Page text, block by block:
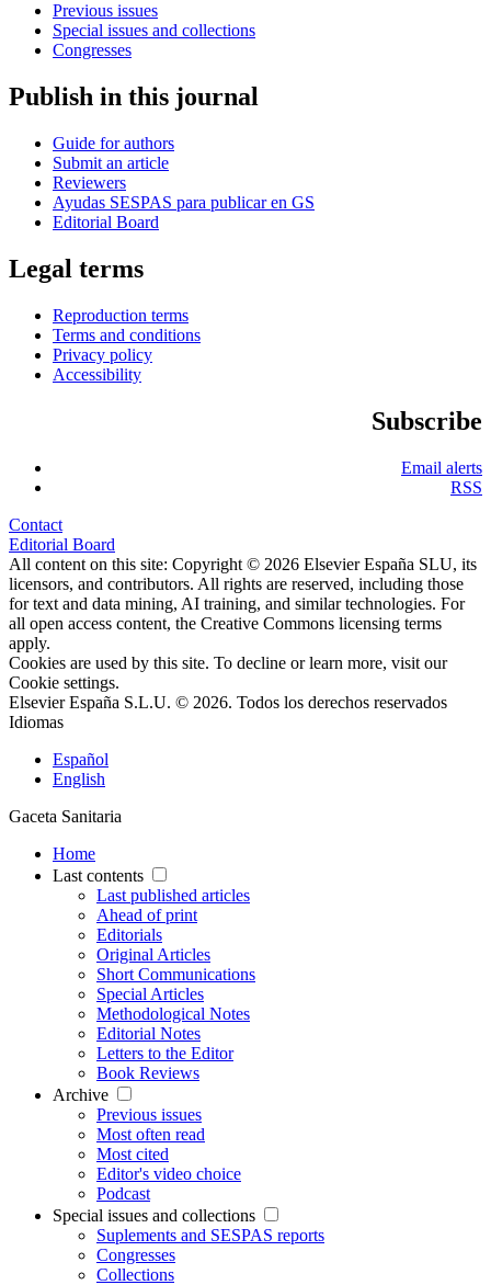
Previous issues
Special issues and collections
Congresses
Publish in this journal
Guide for authors
Submit an article
Reviewers
Ayudas SESPAS para publicar en GS
Editorial Board
Legal terms
Reproduction terms
Terms and conditions
Privacy policy
Accessibility
Subscribe
Email alerts
RSS
Contact
Editorial Board
All content on this site: Copyright © 2026 Elsevier España SLU, its
licensors, and contributors. All rights are reserved, including those
for text and data mining, AI training, and similar technologies. For
all open access content, the Creative Commons licensing terms
apply.
Cookies are used by this site. To decline or learn more, visit our
Cookie settings.
Elsevier España S.L.U. © 2026. Todos los derechos reservados
Idiomas
Español
English
Gaceta Sanitaria
Home
Last contents
Last published articles
Ahead of print
Editorials
Original Articles
Short Communications
Special Articles
Methodological Notes
Editorial Notes
Letters to the Editor
Book Reviews
Archive
Previous issues
Most often read
Most cited
Editor's video choice
Podcast
Special issues and collections
Suplements and SESPAS reports
Congresses
Collections